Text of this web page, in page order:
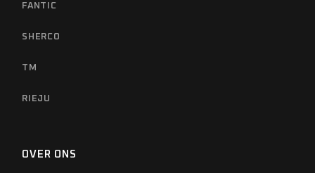
FANTIC
SHERCO
TM
RIEJU
OVER ONS